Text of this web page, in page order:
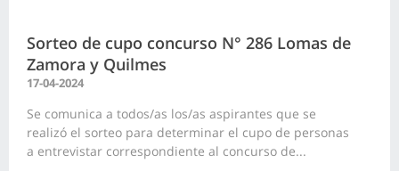
Sorteo de cupo concurso N° 286 Lomas de
Zamora y Quilmes
17-04-2024
Se comunica a todos/as los/as aspirantes que se
realizó el sorteo para determinar el cupo de personas
a entrevistar correspondiente al concurso de...